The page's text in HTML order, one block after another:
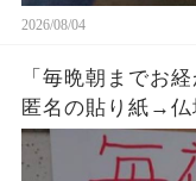
2026/08/04
「毎晩朝までお
匿名の貼り紙→仏
午前2時17分の録